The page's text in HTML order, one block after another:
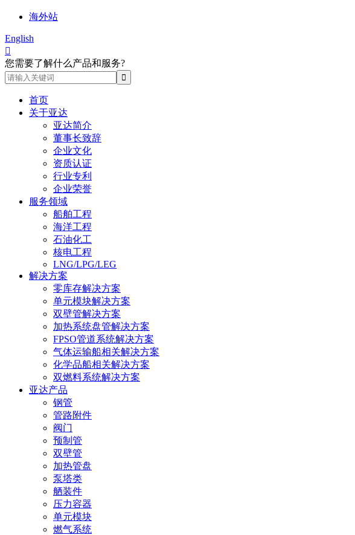
海外站
English

您需要了解什么产品和服务?
首页
关于亚达
亚达简介
董事长致辞
企业文化
资质认证
行业专利
企业荣誉
服务领域
船舶工程
海洋工程
石油化工
核电工程
LNG/LPG/LEG
解决方案
零库存解决方案
单元模块解决方案
双壁管解决方案
加热系统盘管解决方案
FPSO管道系统解决方案
气体运输船相关解决方案
化学品船相关解决方案
双燃料系统解决方案
亚达产品
钢管
管路附件
阀门
预制管
双壁管
加热管盘
泵塔类
舾装件
压力容器
单元模块
燃气系统